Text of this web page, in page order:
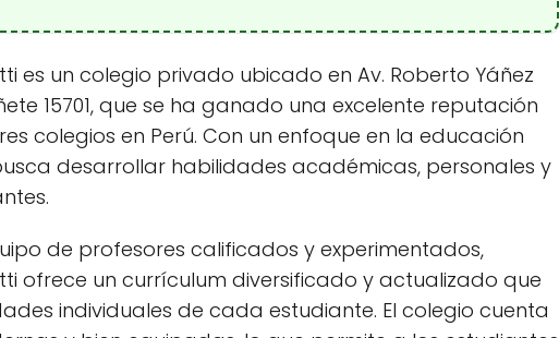
es un colegio privado ubicado en Av. Roberto Yáñez
15701, que se ha ganado una excelente reputación
colegios en Perú. Con un enfoque en la educación
desarrollar habilidades académicas, personales y
de profesores calificados y experimentados,
ofrece un currículum diversificado y actualizado que
individuales de cada estudiante. El colegio cuenta